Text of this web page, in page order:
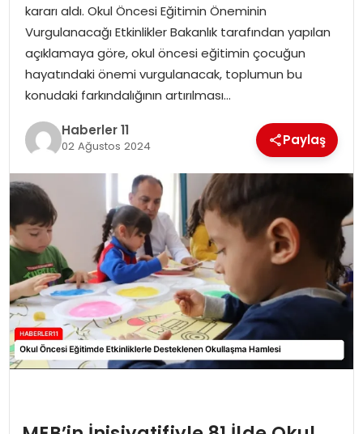
SPOR
YAŞAM
kararı aldı. Okul Öncesi Eğitimin Öneminin
Vurgulanacağı Etkinlikler Bakanlık tarafından yapılan
açıklamaya göre, okul öncesi eğitimin çocuğun
hayatındaki önemi vurgulanacak, toplumun bu
konudaki farkındalığının artırılması…
Haberler 11
02 Ağustos 2024 Paylaş